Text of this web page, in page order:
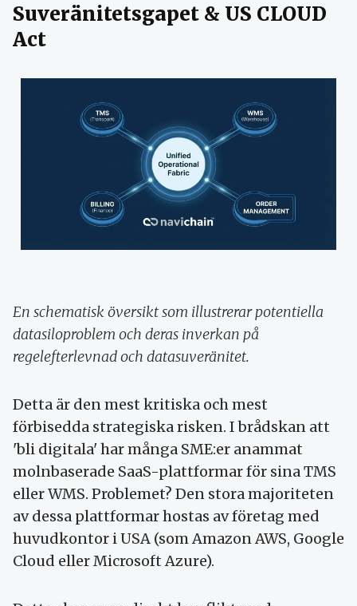
Suveränitetsgapet & US CLOUD
Act
En schematisk översikt som illustrerar potentiella
datasiloproblem och deras inverkan på
regelefterlevnad och datasuveränitet.
Detta är den mest kritiska och mest
förbisedda strategiska risken. I brådskan att
'bli digitala' har många SME:er anammat
molnbaserade SaaS-plattformar för sina TMS
eller WMS. Problemet? Den stora majoriteten
av dessa plattformar hostas av företag med
huvudkontor i USA (som Amazon AWS, Google
Cloud eller Microsoft Azure).